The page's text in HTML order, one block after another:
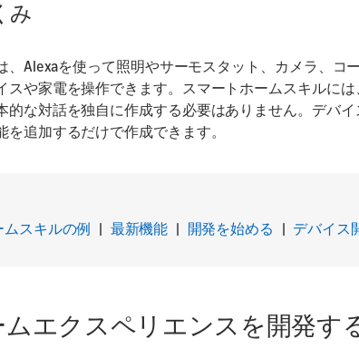
み
Alexaを使って照明やサーモスタット、カメラ、コ
や家電を操作できます。スマートホームスキルに
な対話を独自に作成する必要はありません。デバイ
追加するだけで作成できます。
スキルの例 | 最新機能 | 開発を始める | デバイス
エクスペリエンスを開発す